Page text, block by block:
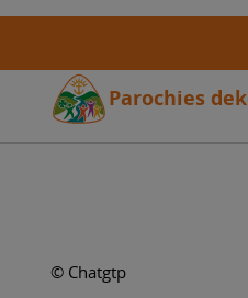
Overslaan
naar
inhoud
gaan
Parochies
© Chatgtp